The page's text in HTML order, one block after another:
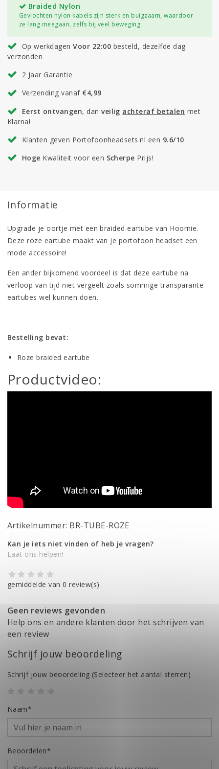
Braided Nylon
Gevlochten nylon kabels zijn sterk en buigzaam, waardoor
ze lang meegaan, zelfs bij veel beweging.
Op werkdagenVoor 22:00 besteld, dezelfde dag
verzonden
2 Jaar Garantie
Verzending vanaf €4,99
Eerst ontvangen, danveilig achteraf betalen met
Klarna!
Klanten geven Portofoonheadsets.nl een 9.6/10
Hoge Kwaliteit voor een Scherpe Prijs!
Informatie
Upgrade je oortje met een braided eartube van Hoornie.
Deze roze eartube maakt van je portofoon headset een
mode accessoire!
Een ander bijkomend voordeel is dat deze eartube na
verloop van tijd niet vergeelt zoals sommige transparante
eartubes wel kunnen doen.
Bestelling bevat:
Roze braided eartube
Productvideo:
Artikelnummer: BR-TUBE-ROZE
Kan je iets niet vinden of heb je vragen?
Laat ons helpen!
gemiddelde van 0 review(s)
Geen reviews gevonden
Help ons en andere klanten door het schrijven van
een review
Schrijf jouw beoordeling
Schrijf jouw beoordeling (Selecteer het aantal sterren)
Naam*
Beoordelen*